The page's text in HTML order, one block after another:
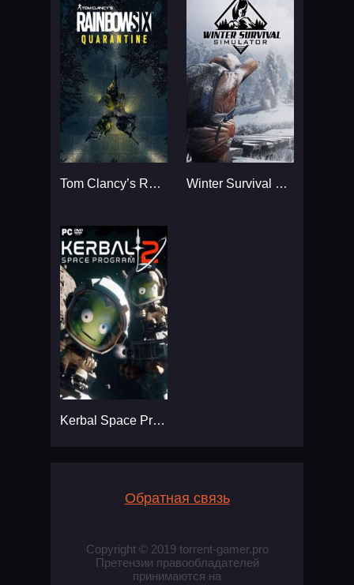
Tom Clancy’s Rainbow Six Winter Survival Simulator
Kerbal Space Program 2
Обратная связь
Copyright © 2019 torrent-gamer.pro
Претензии правообладателей
принимаются на